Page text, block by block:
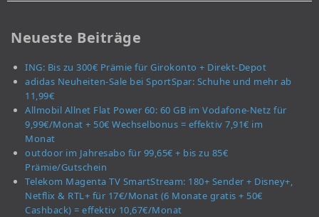
Neueste Beiträge
ING: Bis zu 300€ Prämie für Girokonto + Direkt-Depot
adidas Neuheiten-Sale bei SportSpar: Schuhe und mehr ab
11,99€
Allmobil Allnet Flat Power 60: 60 GB im Vodafone-Netz für
9,99€/Monat + 50€ Wechselbonus = effektiv 7,91€ im
Monat
outdoor im Jahresabo für 99,65€ + bis zu 85€
Prämie/Gutschein
Telekom Magenta TV SmartStream: 180+ Sender + Disney+,
Netflix & RTL+ für 17€/Monat (6 Monate gratis + 50€
Cashback) = effektiv 10,67€/Monat